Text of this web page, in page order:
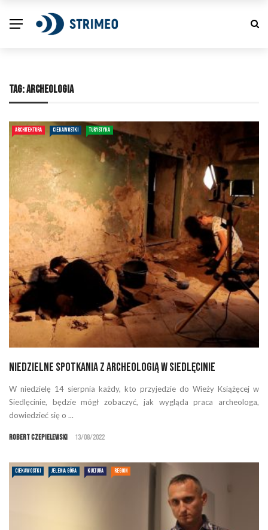
TAG:ARCHEOLOGIA
ARCHITEKTURA CIEKAWOSTKI TURYSTYKA
Niedzielne spotkania z archeologią w Siedlęcinie
W niedzielę 14 sierpnia każdy, kto przyjedzie do Wieży Książęcej w
Siedlęcinie, będzie mógł zobaczyć, jak wygląda praca archeologa,
dowiedzieć się o ...
Robert Czepielewski 13/08/2022
CIEKAWOSTKI JELENIA GÓRA KULTURA REGION